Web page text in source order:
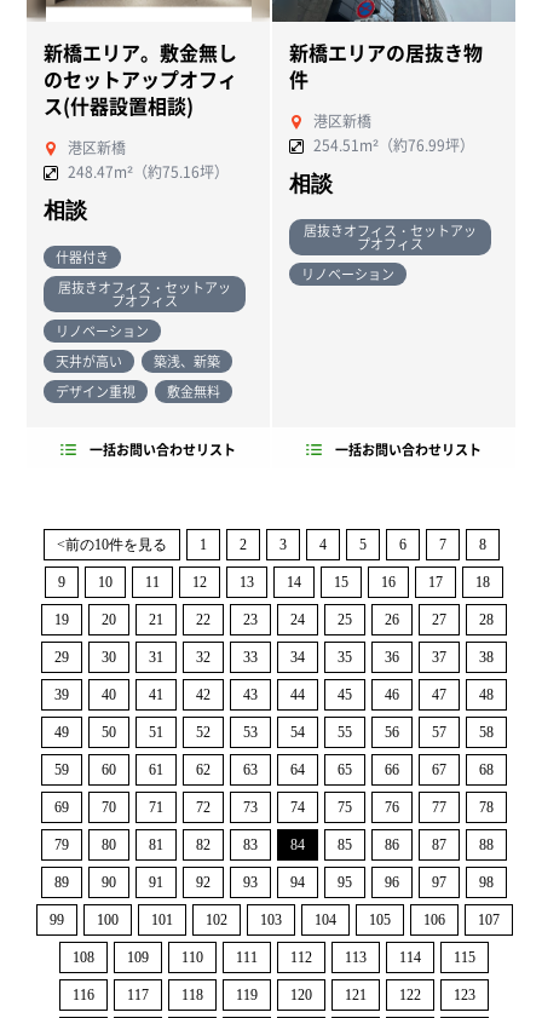
新橋エリア。敷金無し
のセットアップオフィ
ス(什器設置相談)
港区新橋
248.47m²（約75.16坪）
相談
什器付き
居抜きオフィス・セットアッ
プオフィス
リノベーション
天井が高い
築浅、新築
デザイン重視
敷金無料
一括お問い合わせリスト
新橋エリアの居抜き物
件
港区新橋
254.51m²（約76.99坪）
相談
居抜きオフィス・セットアッ
プオフィス
リノベーション
一括お問い合わせリスト
<前の10件を見る 1 2 3 4 5 6 7 8
9 10 11 12 13 14 15 16 17 18
19 20 21 22 23 24 25 26 27 28
29 30 31 32 33 34 35 36 37 38
39 40 41 42 43 44 45 46 47 48
49 50 51 52 53 54 55 56 57 58
59 60 61 62 63 64 65 66 67 68
69 70 71 72 73 74 75 76 77 78
79 80 81 82 83 84 85 86 87 88
89 90 91 92 93 94 95 96 97 98
99 100 101 102 103 104 105 106 107
108 109 110 111 112 113 114 115
116 117 118 119 120 121 122 123